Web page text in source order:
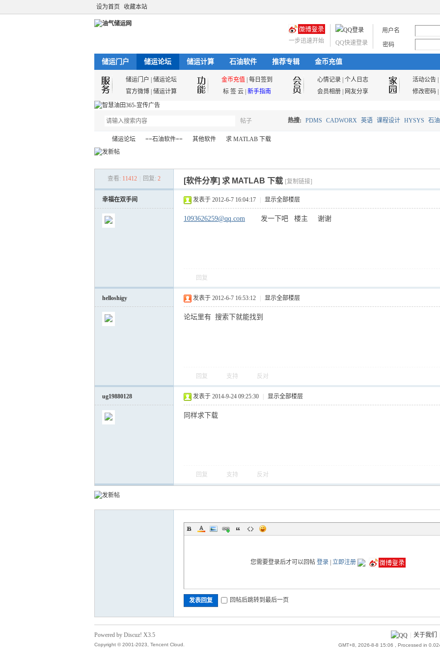
设为首页 收藏本站
用户名
密码
QQ快速登录
一步迅速开始
储运门户 储运论坛 储运计算 石油软件 推荐专辑 金币充值
储运门户 储运论坛 金币充值 每日签到 心情记录 个人日志 活动公告|
官方微博 储运计算 标 签 云 新手指南 会员相册 网友分享 修改密码|
帖子
索
热搜: PDMS CADWORX 英语 课程设计 HYSYS 石
储运论坛
›
==石油软件== 其他软件
›
求 MATLAB 下载
查看: 11412 回复: 2 [软件分享] 求 MATLAB 下载 [复制链接]
幸福在双手间 发表于 2012-6-7 16:04:17 显示全部楼层
1093626259@qq.com 发一下吧 楼主 谢谢
回复
helloshigy 发表于 2012-6-7 16:53:12 显示全部楼层
论坛里有 搜索下就能找到
回复 支持 反对
ug19880128 发表于 2014-9-24 09:25:30 显示全部楼层
同样求下载
回复 支持 反对
您需要登录后才可以回帖 登录| 立即注册
发表回复 回帖后跳转到最后一页
关于我们
GMT+8, 2026-8-8 15:06 , Processed in
Powered by Discuz! X3.5
Copyright © 2001-2023, Tencent Cloud.